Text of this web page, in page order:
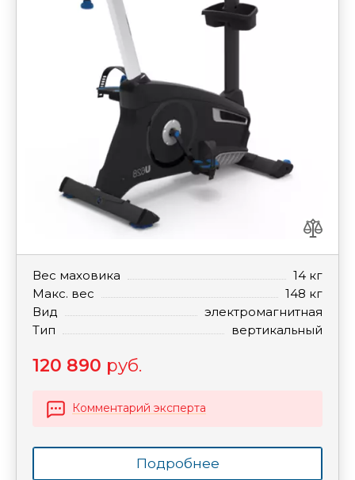
Вес маховика
14 кг
Макс. вес
148 кг
Вид
электромагнитная
Тип
вертикальный
120 890 руб.
Комментарий эксперта
Подробнее